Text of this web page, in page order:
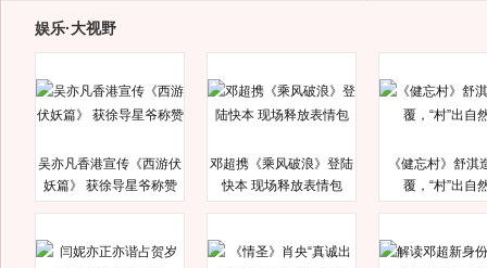
娱乐·大视野
吴亦凡香港宣传《西游伏
妖篇》 获徐导星爷称赞
邓超携《乘风破浪》登陆
快本 现场释放表情包
《健忘村》舒淇
覆，“村”出自